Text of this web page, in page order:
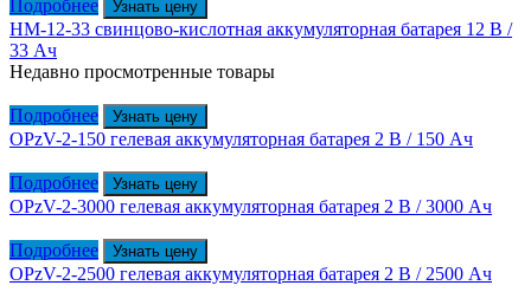
Подробнее Узнать цену
HM-12-33 cвинцово-кислотная аккумуляторная батарея 12 В /
33 Ач
Недавно просмотренные товары
Подробнее Узнать цену
OPzV-2-150 гелевая аккумуляторная батарея 2 В / 150 Ач
Подробнее Узнать цену
OPzV-2-3000 гелевая аккумуляторная батарея 2 В / 3000 Ач
Подробнее Узнать цену
OPzV-2-2500 гелевая аккумуляторная батарея 2 В / 2500 Ач